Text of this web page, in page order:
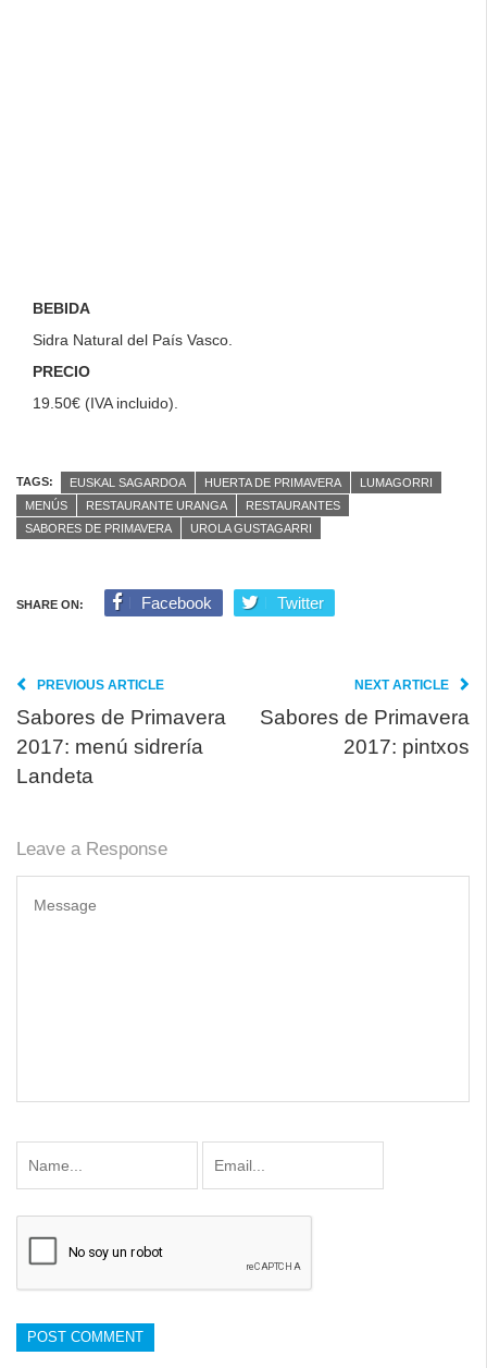
BEBIDA
Sidra Natural del País Vasco.
PRECIO
19.50€ (IVA incluido).
TAGS: EUSKAL SAGARDOA HUERTA DE PRIMAVERA
LUMAGORRI
MENÚS
RESTAURANTE URANGA
RESTAURANTES
SABORES DE PRIMAVERA
UROLA GUSTAGARRI
SHARE ON: Facebook Twitter
PREVIOUS ARTICLE
Sabores de Primavera
2017: menú sidrería
Landeta
NEXT ARTICLE
Sabores de Primavera
2017: pintxos
Leave a Response